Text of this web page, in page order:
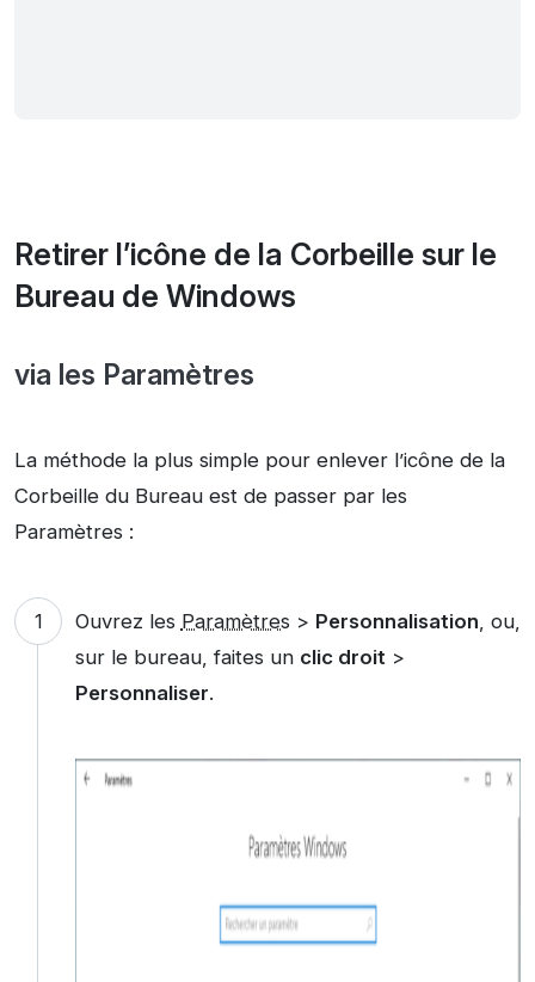
Retirer l’icône de la Corbeille sur le
Bureau de Windows
via les Paramètres
La méthode la plus simple pour enlever l’icône de la
Corbeille du Bureau est de passer par les
Paramètres :
Ouvrez les Paramètres > Personnalisation, ou,
sur le bureau, faites un clic droit>
Personnaliser.